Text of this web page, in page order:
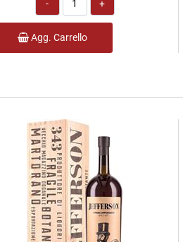
Agg. Carrello